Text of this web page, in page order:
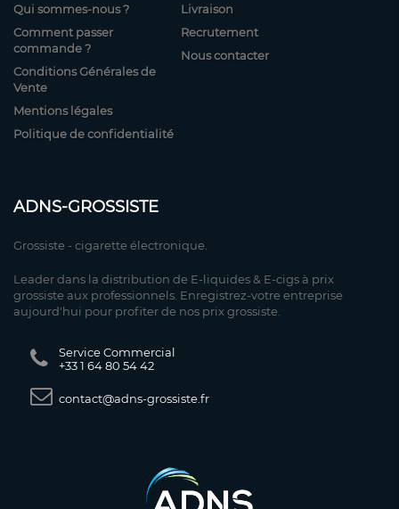
Qui sommes-nous ?
Comment passer
commande ?
Conditions Générales de
Vente
Mentions légales
Politique de confidentialité
Livraison
Recrutement
Nous contacter
ADNS-GROSSISTE
Grossiste - cigarette électronique.
Leader dans la distribution de E-liquides & E-cigs à prix
grossiste aux professionnels. Enregistrez-votre entreprise
aujourd'hui pour profiter de nos prix grossiste.
Service Commercial
+33 1 64 80 54 42
contact@adns-grossiste.fr